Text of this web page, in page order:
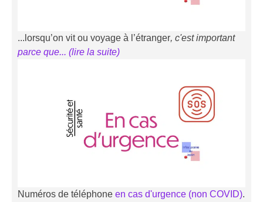
...lorsqu’on vit ou voyage à l’étranger, c'est important
parce que... (lire la suite)
Numéros de téléphone en cas d'urgence (non COVID).